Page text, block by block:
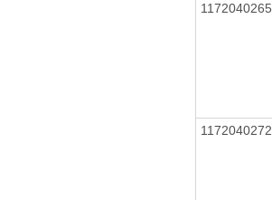
1172040265
1172040272